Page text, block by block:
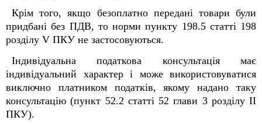
Крім того, якщо безоплатно передані товари були
придбані без ПДВ, то норми пункту 198.5 статті 198
розділу V ПКУ не застосовуються.
Індивідуальна податкова консультація має
індивідуальний характер і може використовуватися
виключно платником податків, якому надано таку
консультацію (пункт 52.2 статті 52 глави 3 роздiлу II
ПКУ).